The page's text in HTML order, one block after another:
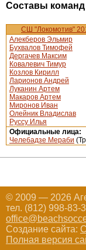
Составы команд
СШ "Локомотив"
Алекберов Эльмир
Бухвалов Тимофей
Дергачев Максим
Ковалевич Тимур
Козлов Кирилл
Ларионов Андрей
Луканин Артем
Макаров Артем
Миронов Иван
Олейник Владислав
Руссу Илья
Официальные лица:
Челебадзе Мераби
© 2009 — 2026
тел. (812) 998-83-
Создание сайта:
Полная версия